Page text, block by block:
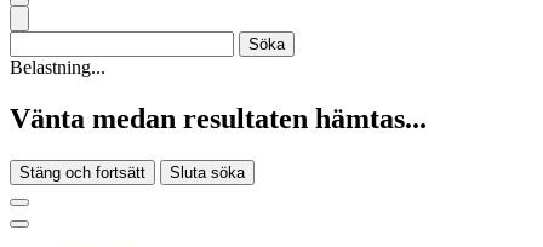
Belastning...
Vänta medan resultaten hämtas...
Stäng och fortsätt Sluta söka